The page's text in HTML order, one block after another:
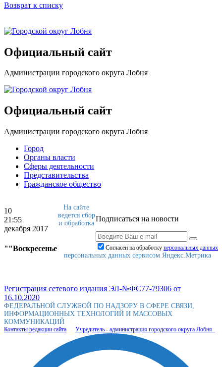
Возврат к списку
Официальный сайт
Администрации городского округа Лобня
Официальный сайт
Администрации городского округа Лобня
Город
Органы власти
Сферы деятельности
Представительства
Гражданское общество
10
21:55
декабря 2017
""Воскресенье
Подписаться на новости
Согласен на обработку персональныx данных
На сайте
ведется сбор
и обработка
персональных данных сервисом Яндекс.Метрика
Регистрация сетевого издания ЭЛ-№ФС77-79306 от
16.10.2020
ФЕДЕРАЛЬНОЙ СЛУЖБОЙ ПО НАДЗОРУ В СФЕРЕ СВЯЗИ,
ИНФОРМАЦИОННЫХ ТЕХНОЛОГИЙ И МАССОВЫХ
КОММУНИКАЦИЙ
Контакты редакции сайта Учредитель - администрация городского округа Лобня